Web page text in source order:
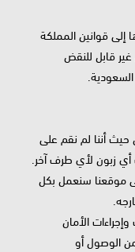
قوانين المملكة
قابل للنقض
حيث أننا لم نقم على
أي زبون لأي طرف آخر.
موقعنا سنعمل بكل
الأمان
الوصول أو